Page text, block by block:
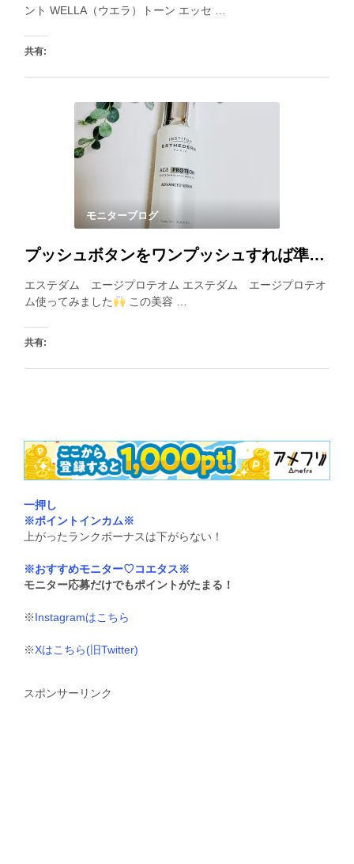
ント WELLA（ウエラ）トーン エッセ …
共有:
モニターブログ
プッシュボタンをワンプッシュすれば準備Ok！良い香りに包まれながら柔らかいテクスチャーを楽しめます。
エステダム エージプロテオム エステダム エージプロテオ
ム使ってみました
この美容 …
共有:
一押し
※ポイントインカム※
上がったランクボーナスは下がらない！
※おすすめモニター♡コエタス※
モニター応募だけでもポイントがたまる！
※Instagramはこちら
※Xはこちら(旧Twitter)
スポンサーリンク